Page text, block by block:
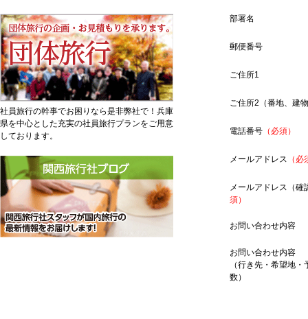
社員旅行の幹事でお困りなら是非弊社で！兵庫
県を中心とした充実の社員旅行プランをご用意
しております。
部署名
郵便番号
ご住所1
ご住所2（番地、建
電話番号 （必須）
メールアドレス （必
メールアドレス（確
須）
お問い合わせ内容
お問い合わせ内容
（行き先・希望地・
数）